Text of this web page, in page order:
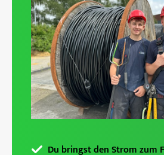
Du bringst den Strom zum